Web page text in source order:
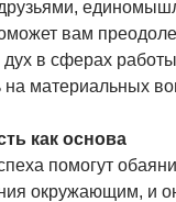
вам
в сферах
на материальных
как основа
помогут
окружающим, и